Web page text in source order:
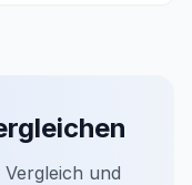
und